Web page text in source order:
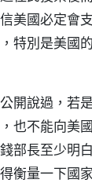
美國必定會
特別是美國
開說過，若
也不能向美
部長至少明
衡量一下國